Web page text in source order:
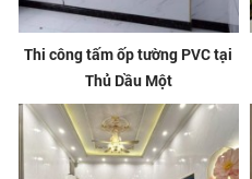
Thi công tấm ốp tường PVC tại
Thủ Dầu Một